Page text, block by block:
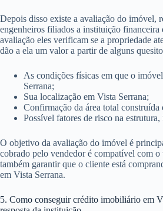
Depois disso existe a avaliação do imóvel,
engenheiros filiados a instituição financeira
avaliação eles verificam se a propriedade
dão a ela um valor a partir de alguns
As condições físicas em que o
Serrana;
Sua localização em Vista Serrana;
Confirmação da área total construída
Possível fatores de risco na
O objetivo da avaliação do imóvel é
cobrado pelo vendedor é compatível com
também garantir que o cliente está
em Vista Serrana.
5. Como conseguir crédito imobiliário em